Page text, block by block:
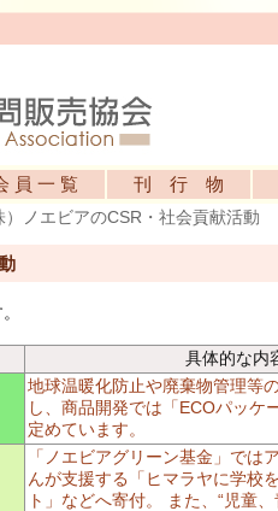
員 一 覧 刊 行 物
）ノエビアのCSR・社会貢献活動
具体的な内
地球温暖化防止や廃棄物管理等
し、商品開発では「ECOパッケ
定めています。
「ノエビアグリーン基金」では
んが支援する「ヒマラヤに学校
ト」などへ寄付。 また、“児童